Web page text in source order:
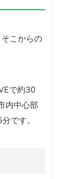
こからの
で約30
内中心部
です。